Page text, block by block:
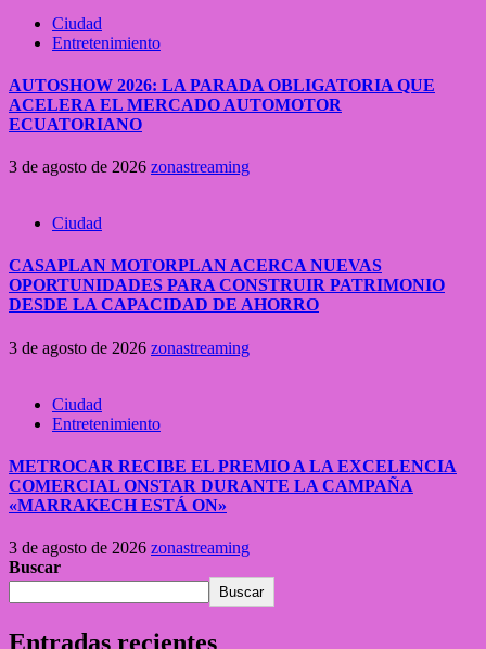
Ciudad
Entretenimiento
AUTOSHOW 2026: LA PARADA OBLIGATORIA QUE
ACELERA EL MERCADO AUTOMOTOR
ECUATORIANO
3 de agosto de 2026 zonastreaming
Ciudad
CASAPLAN MOTORPLAN ACERCA NUEVAS
OPORTUNIDADES PARA CONSTRUIR PATRIMONIO
DESDE LA CAPACIDAD DE AHORRO
3 de agosto de 2026 zonastreaming
Ciudad
Entretenimiento
METROCAR RECIBE EL PREMIO A LA EXCELENCIA
COMERCIAL ONSTAR DURANTE LA CAMPAÑA
«MARRAKECH ESTÁ ON»
3 de agosto de 2026 zonastreaming
Buscar
Buscar
Entradas recientes